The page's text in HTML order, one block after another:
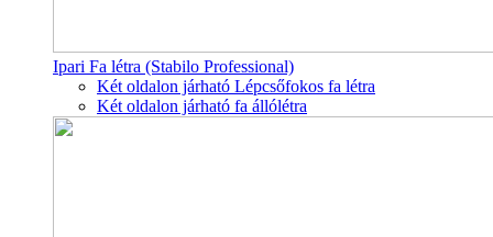
Ipari Fa létra (Stabilo Professional)
Két oldalon járható Lépcsőfokos fa létra
Két oldalon járható fa állólétra